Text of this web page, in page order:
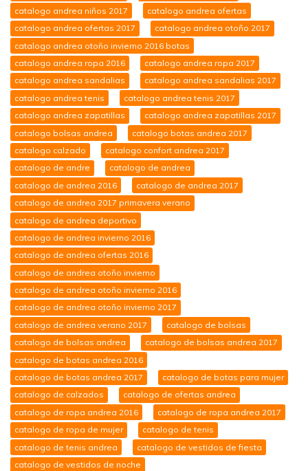
catalogo andrea niños 2017
catalogo andrea ofertas
catalogo andrea ofertas 2017
catalogo andrea otoño 2017
catalogo andrea otoño invierno 2016 botas
catalogo andrea ropa 2016
catalogo andrea ropa 2017
catalogo andrea sandalias
catalogo andrea sandalias 2017
catalogo andrea tenis
catalogo andrea tenis 2017
catalogo andrea zapatillas
catalogo andrea zapatillas 2017
catalogo bolsas andrea
catalogo botas andrea 2017
catalogo calzado
catalogo confort andrea 2017
catalogo de andre
catalogo de andrea
catalogo de andrea 2016
catalogo de andrea 2017
catalogo de andrea 2017 primavera verano
catalogo de andrea deportivo
catalogo de andrea invierno 2016
catalogo de andrea ofertas 2016
catalogo de andrea otoño invierno
catalogo de andrea otoño invierno 2016
catalogo de andrea otoño invierno 2017
catalogo de andrea verano 2017
catalogo de bolsas
catalogo de bolsas andrea
catalogo de bolsas andrea 2017
catalogo de botas andrea 2016
catalogo de botas andrea 2017
catalogo de botas para mujer
catalogo de calzados
catalogo de ofertas andrea
catalogo de ropa andrea 2016
catalogo de ropa andrea 2017
catalogo de ropa de mujer
catalogo de tenis
catalogo de tenis andrea
catalogo de vestidos de fiesta
catalogo de vestidos de noche